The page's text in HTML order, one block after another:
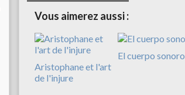
Vous aimerez aussi :
Aristophane et l'art
de l'injure
El cuerpo sonoro